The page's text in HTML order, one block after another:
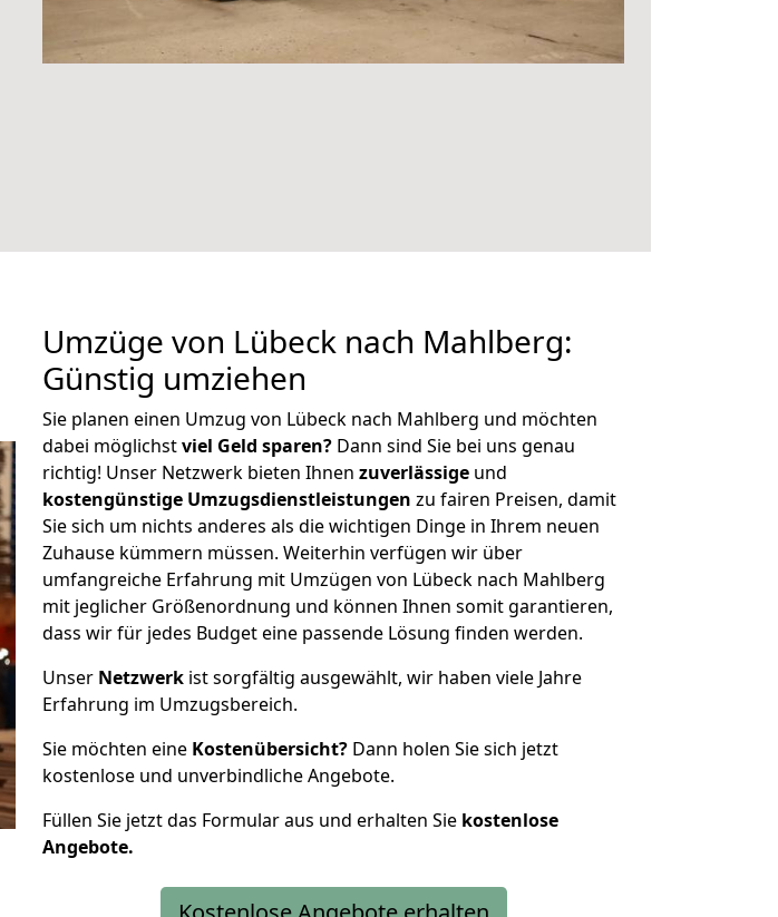
Umzüge von Lübeck nach Mahlberg:
Günstig umziehen
Sie planen einen Umzug von Lübeck nach Mahlberg und möchten
dabei möglichstviel Geld sparen? Dann sind Sie bei uns genau
richtig! Unser Netzwerk bieten Ihnen zuverlässige und
kostengünstige Umzugsdienstleistungen zu fairen Preisen, damit
Sie sich um nichts anderes als die wichtigen Dinge in Ihrem neuen
Zuhause kümmern müssen. Weiterhin verfügen wir über
umfangreiche Erfahrung mit Umzügen von Lübeck nach Mahlberg
mit jeglicher Größenordnung und können Ihnen somit garantieren,
dass wir für jedes Budget eine passende Lösung finden werden.
Unser Netzwerk ist sorgfältig ausgewählt, wir haben viele Jahre
Erfahrung im Umzugsbereich.
Sie möchten eine Kostenübersicht? Dann holen Sie sich jetzt
kostenlose und unverbindliche Angebote.
Füllen Sie jetzt das Formular aus und erhalten Sie kostenlose
Angebote.